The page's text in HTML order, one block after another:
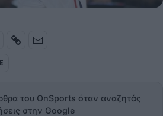
του OnSports όταν αναζητάς
στην Google